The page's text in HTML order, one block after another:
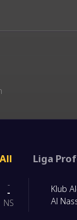
Piala
All Liga
-
-
NS
Klub
Al